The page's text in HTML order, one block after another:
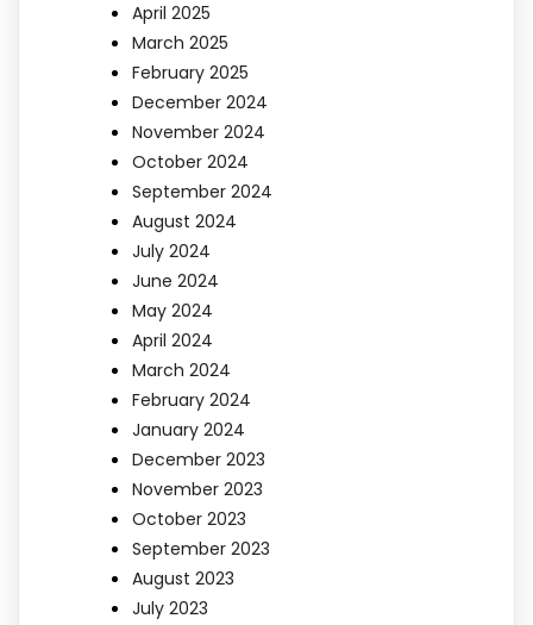
April 2025
March 2025
February 2025
December 2024
November 2024
October 2024
September 2024
August 2024
July 2024
June 2024
May 2024
April 2024
March 2024
February 2024
January 2024
December 2023
November 2023
October 2023
September 2023
August 2023
July 2023